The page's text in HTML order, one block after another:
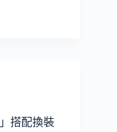
搭配換裝